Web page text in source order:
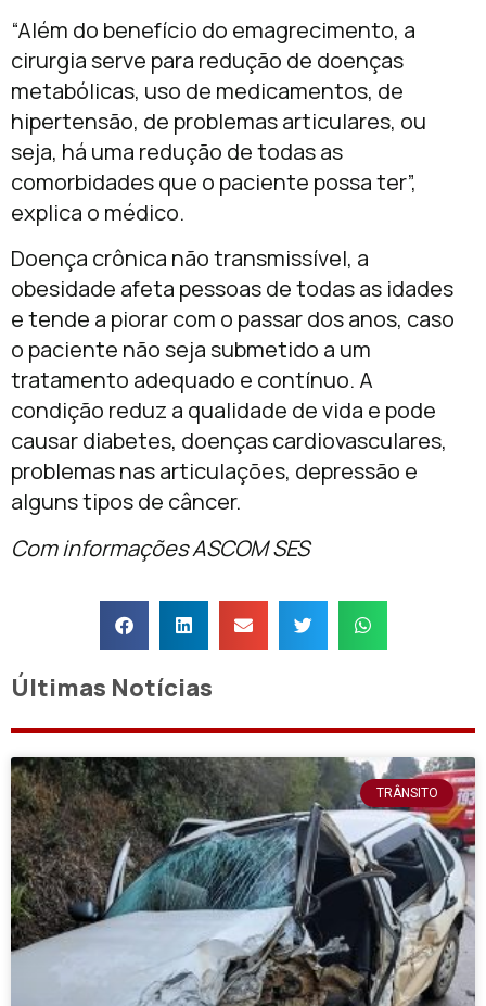
“Além do benefício do emagrecimento, a
cirurgia serve para redução de doenças
metabólicas, uso de medicamentos, de
hipertensão, de problemas articulares, ou
seja, há uma redução de todas as
comorbidades que o paciente possa ter”,
explica o médico.
Doença crônica não transmissível, a
obesidade afeta pessoas de todas as idades
e tende a piorar com o passar dos anos, caso
o paciente não seja submetido a um
tratamento adequado e contínuo. A
condição reduz a qualidade de vida e pode
causar diabetes, doenças cardiovasculares,
problemas nas articulações, depressão e
alguns tipos de câncer.
Com informações ASCOM SES
Últimas Notícias
TRÂNSITO